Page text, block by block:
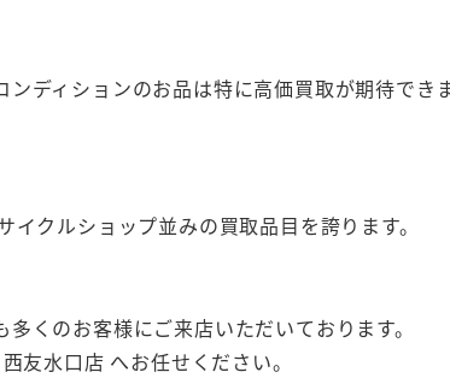
ディションのお品は特に高価買取が期待でき
クルショップ並みの買取品目を誇ります。
くのお客様にご来店いただいております。
友水口店 へお任せください。